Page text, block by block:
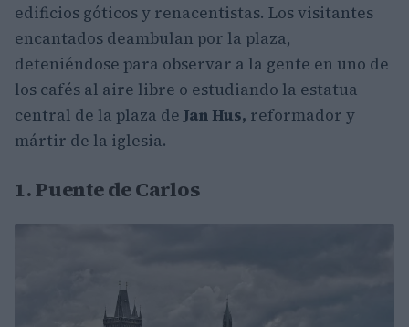
edificios góticos y renacentistas. Los visitantes
encantados deambulan por la plaza,
deteniéndose para observar a la gente en uno de
los cafés al aire libre o estudiando la estatua
central de la plaza deJan Hus, reformador y
mártir de la iglesia.
1. Puente de Carlos